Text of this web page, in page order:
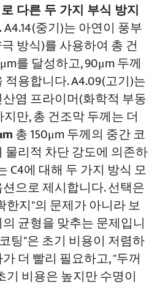
다른 두 가지 부식 방지
A4.14(중기)는 아연이 풍부
방식)를 사용하여 총 건
를 달성하고, 90μm 두께
용합니다. A4.09(고기)는
염 프라이머(화학적 부동
만, 총 건조막 두께는 더
총 150μm 두께의 중간 코
물리적 차단 강도에 의존하
C4에 대해 두 가지 방식 모
으로 제시합니다. 선택은
한지"의 문제가 아니라 보
균형을 맞추는 문제입니
팅"은 초기 비용이 저렴하
더 빨리 필요하고, "두꺼
기 비용은 높지만 수명이